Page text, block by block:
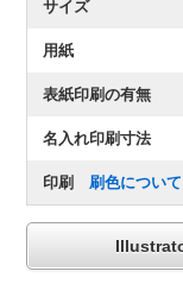
サイズ
用紙
表紙印刷の有無
名入れ印刷寸法
印刷刷色について